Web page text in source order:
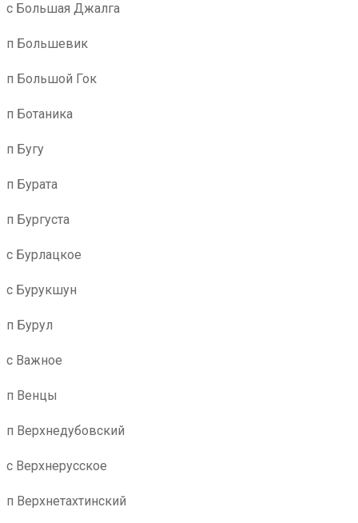
с Большая Джалга
п Большевик
п Большой Гок
п Ботаника
п Бугу
п Бурата
п Бургуста
с Бурлацкое
с Бурукшун
п Бурул
с Важное
п Венцы
п Верхнедубовский
с Верхнерусское
п Верхнетахтинский